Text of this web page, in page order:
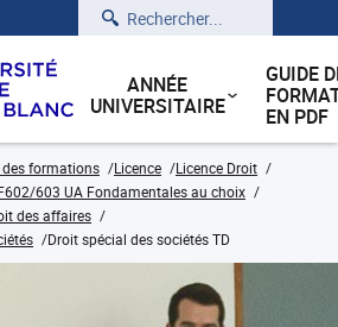
Rechercher
ANNÉE
UNIVERSITAIRE
GUIDE
EN PDF
formations Licence
Licence Droit
603 UA Fondamentales au choix
des affaires
Droit spécial des sociétés TD